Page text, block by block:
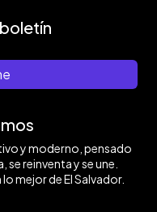
y moderno, pensado
se reinventa y se une.
mejor de El Salvador.